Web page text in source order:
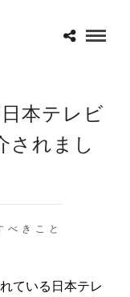
本テレビ
されまし
べきこと
ている日本テレ